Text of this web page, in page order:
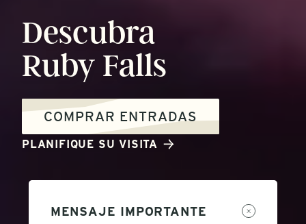
Descubra
Ruby Falls
COMPRAR ENTRADAS
PLANIFIQUE SU VISITA
MENSAJE IMPORTANTE